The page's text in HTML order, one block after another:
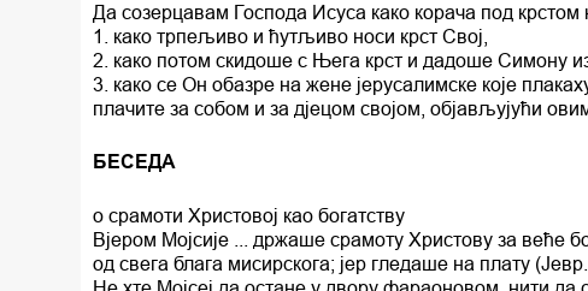
Да созерцавам Господа Исуса како корача под крстом
1. како трпељиво и ћутљиво носи крст Свој,
2. како потом скидоше с Њега крст и дадоше Симону
3. како се Он обазре на жене јерусалимске које
плачите за собом и за дјецом својом, објављујући
БЕСЕДА
о срамоти Христовој као богатству
Вјером Мојсије ... држаше срамоту Христову за веће
од свега блага мисирскога; јер гледаше на плату